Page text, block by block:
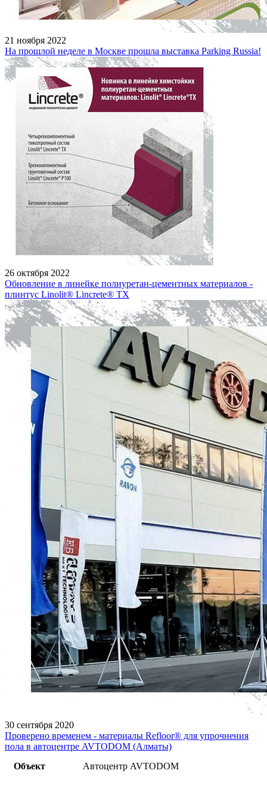
21 ноября 2022
На прошлой неделе в Москве прошла выставка Parking Russia!
26 октября 2022
Обновление в линейке полиуретан-цементных материалов -
плинтус Linolit® Lincrete® ТХ
30 сентября 2020
Проверено временем - материалы Refloor®️ для упрочнения
пола в автоцентре AVTODOM (Алматы)
Объект
Автоцентр AVTODOM